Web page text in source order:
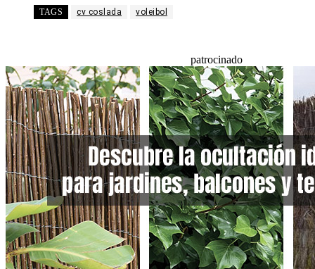
TAGS cv coslada voleibol
patrocinado